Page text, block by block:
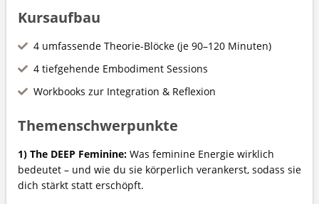
Kursaufbau
4 umfassende Theorie-Blöcke (je 90–120 Minuten)
4 tiefgehende Embodiment Sessions
Workbooks zur Integration & Reflexion
Themenschwerpunkte
1) The DEEP Feminine: Was feminine Energie wirklich
bedeutet – und wie du sie körperlich verankerst, sodass sie
dich stärkt statt erschöpft.